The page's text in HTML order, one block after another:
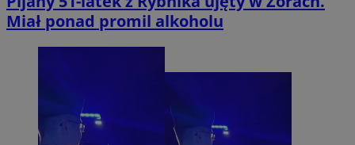
Miał ponad promil alkoholu